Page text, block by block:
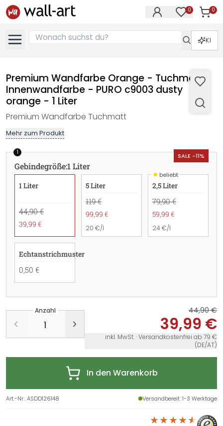
0 0
KI
Premium Wandfarbe Orange - Tuchmatte
Innenwandfarbe - PURO c9003 dusty
orange - 1 Liter
Premium Wandfarbe Tuchmatt
Mehr zum Produkt
SALE -11%
1
Gebindegröße:1 Liter
1 Liter
44,90 €
39,99 €
5 Liter
119 €
99,99 €
20 €/l
★beliebt
2,5 Liter
79,90 €
59,99 €
24 €/l
Echtanstrichmuster
0,50 €
Anzahl 44,90 €
39,99 €
inkl. MwSt. · Versandkostenfrei ab 79 €
(DE/AT)
In den Warenkorb
Art.-Nr.:ASDD126148 Versandbereit: 1-3 Werktage